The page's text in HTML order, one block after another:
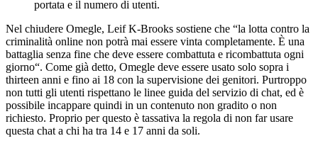
portata e il numero di utenti.
Nel chiudere Omegle, Leif K-Brooks sostiene che “la lotta contro la
criminalità online non potrà mai essere vinta completamente. È una
battaglia senza fine che deve essere combattuta e ricombattuta ogni
giorno“. Come già detto, Omegle deve essere usato solo sopra i
thirteen anni e fino ai 18 con la supervisione dei genitori. Purtroppo
non tutti gli utenti rispettano le linee guida del servizio di chat, ed è
possibile incappare quindi in un contenuto non gradito o non
richiesto. Proprio per questo è tassativa la regola di non far usare
questa chat a chi ha tra 14 e 17 anni da soli.